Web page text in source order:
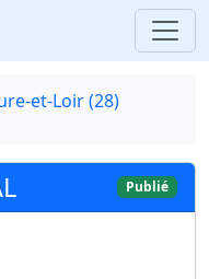
et-Loir (28)
Publié